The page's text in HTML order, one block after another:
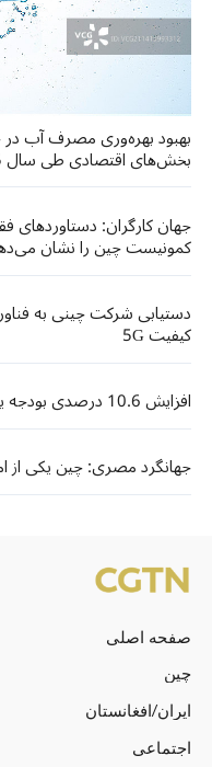
بهبود بهره‌وری مصرف آب
بخش‌های اقتصادی طی سال 2025
جهان کارگران: دستاوردهای
کمونیست چین را نشان
دستیابی شرکت چینی به
کیفیت 5G
افزایش 10.6 درصدی بودجه یارانه مراقبت از کودکان در چین
جهانگرد مصری: چین یکی
صفحه اصلی
چین
ایران/افغانستان
اجتماعی